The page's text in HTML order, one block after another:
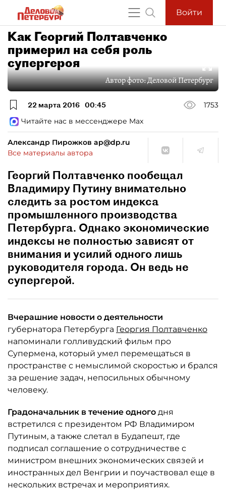
Войти
Как Георгий Полтавченко
примерил на себя роль
супергероя
Автор фото:Деловой Петербург
22 марта 2016 00:45
1753
Читайте нас в мессенджере Max
Александр Пирожков ap@dp.ru
Все материалы автора
Георгий Полтавченко пообещал
Владимиру Путину внимательно
следить за ростом индекса
промышленного производства
Петербурга. Однако экономические
индексы не полностью зависят от
внимания и усилий одного лишь
руководителя города. Он ведь не
супергерой.
Вчерашние новости о деятельности
губернатора Петербурга Георгия Полтавченко
напоминали голливудский фильм про
Супермена, который умел перемещаться в
пространстве с немыслимой скоростью и брался
за решение задач, непосильных обычному
человеку.
Градоначальник в течение одного дня
встретился с президентом РФ Владимиром
Путиным, а также слетал в Будапешт, где
подписал соглашение о сотрудничестве с
министром внешних экономических связей и
иностранных дел Венгрии и поучаствовал еще в
нескольких встречах и мероприятиях.